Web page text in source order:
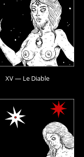
XV — Le Diable